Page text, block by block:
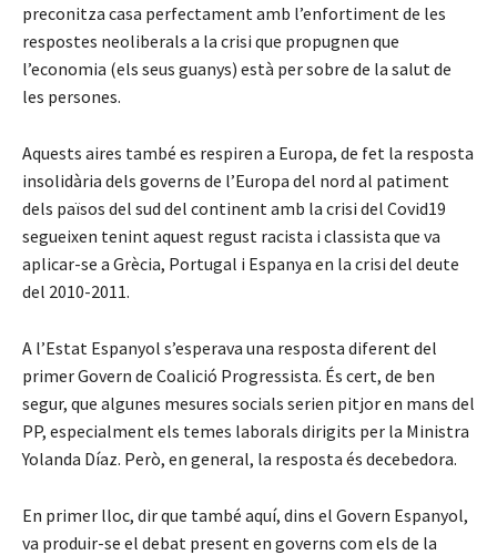
preconitza casa perfectament amb l’enfortiment de les
respostes neoliberals a la crisi que propugnen que
l’economia (els seus guanys) està per sobre de la salut de
les persones.
Aquests aires també es respiren a Europa, de fet la resposta
insolidària dels governs de l’Europa del nord al patiment
dels països del sud del continent amb la crisi del Covid19
segueixen tenint aquest regust racista i classista que va
aplicar-se a Grècia, Portugal i Espanya en la crisi del deute
del 2010-2011.
A l’Estat Espanyol s’esperava una resposta diferent del
primer Govern de Coalició Progressista. És cert, de ben
segur, que algunes mesures socials serien pitjor en mans del
PP, especialment els temes laborals dirigits per la Ministra
Yolanda Díaz. Però, en general, la resposta és decebedora.
En primer lloc, dir que també aquí, dins el Govern Espanyol,
va produir-se el debat present en governs com els de la